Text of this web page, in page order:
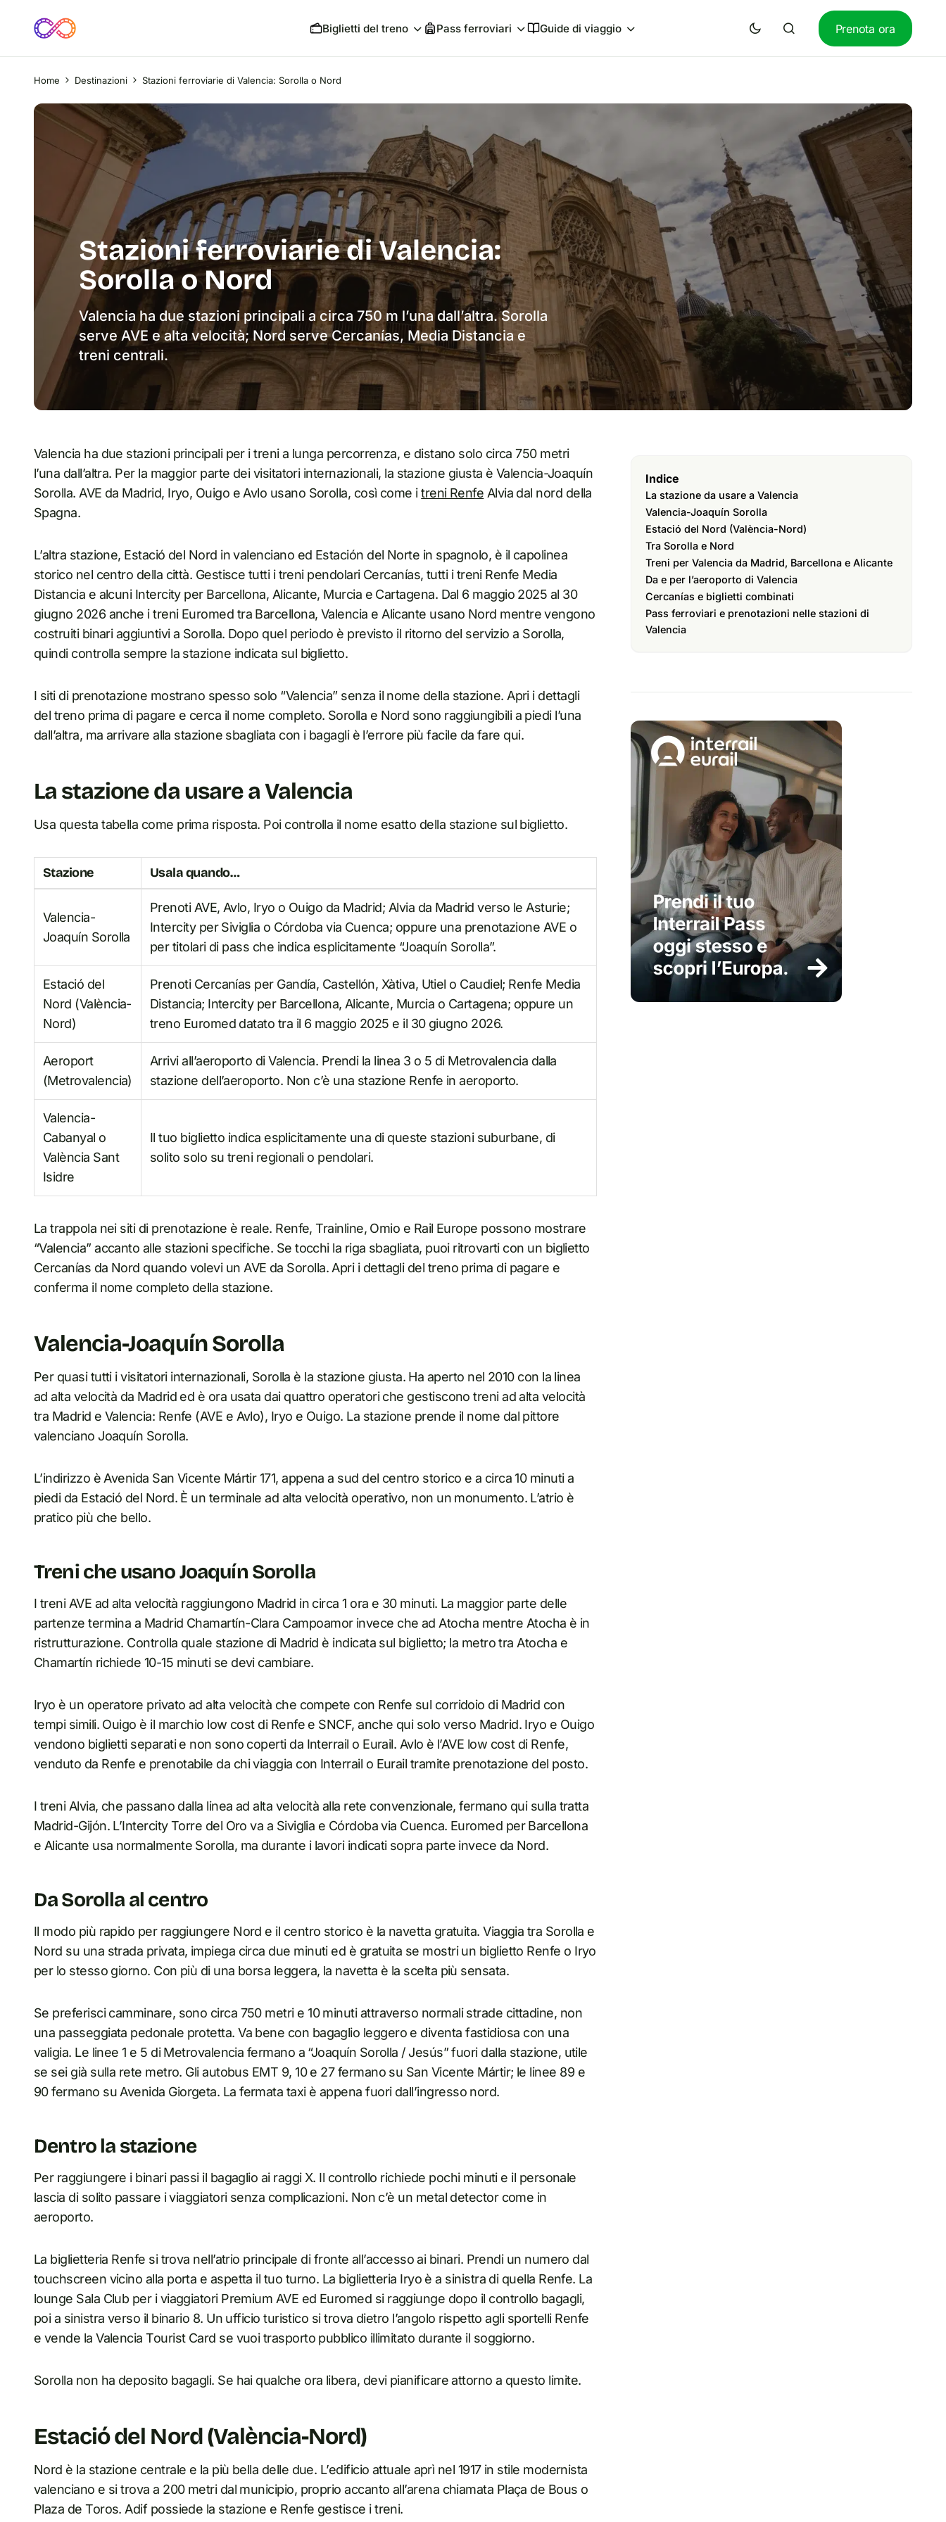
Biglietti del treno Pass ferroviari Guide di viaggio Prenota ora
Home Destinazioni Stazioni ferroviarie di Valencia: Sorolla o Nord
Stazioni ferroviarie di Valencia:
Sorolla o Nord
Valencia ha due stazioni principali a circa 750 m l’una dall’altra. Sorolla
serve AVE e alta velocità; Nord serve Cercanías, Media Distancia e
treni centrali.
Valencia ha due stazioni principali per i treni a lunga percorrenza, e distano solo circa 750 metri
l’una dall’altra. Per la maggior parte dei visitatori internazionali, la stazione giusta è Valencia-Joaquín
Sorolla. AVE da Madrid, Iryo, Ouigo e Avlo usano Sorolla, così come itreni Renfe Alvia dal nord della
Spagna.
L’altra stazione, Estació del Nord in valenciano ed Estación del Norte in spagnolo, è il capolinea
storico nel centro della città. Gestisce tutti i treni pendolari Cercanías, tutti i treni Renfe Media
Distancia e alcuni Intercity per Barcellona, Alicante, Murcia e Cartagena. Dal 6 maggio 2025 al 30
giugno 2026 anche i treni Euromed tra Barcellona, Valencia e Alicante usano Nord mentre vengono
costruiti binari aggiuntivi a Sorolla. Dopo quel periodo è previsto il ritorno del servizio a Sorolla,
quindi controlla sempre la stazione indicata sul biglietto.
I siti di prenotazione mostrano spesso solo “Valencia” senza il nome della stazione. Apri i dettagli
del treno prima di pagare e cerca il nome completo. Sorolla e Nord sono raggiungibili a piedi l’una
dall’altra, ma arrivare alla stazione sbagliata con i bagagli è l’errore più facile da fare qui.
La stazione da usare a Valencia
Usa questa tabella come prima risposta. Poi controlla il nome esatto della stazione sul biglietto.
Stazione Usala quando…
Valencia-
Joaquín Sorolla
Prenoti AVE, Avlo, Iryo o Ouigo da Madrid; Alvia da Madrid verso le Asturie;
Intercity per Siviglia o Córdoba via Cuenca; oppure una prenotazione AVE o
per titolari di pass che indica esplicitamente “Joaquín Sorolla”.
Estació del
Nord (València-
Nord)
Prenoti Cercanías per Gandía, Castellón, Xàtiva, Utiel o Caudiel; Renfe Media
Distancia; Intercity per Barcellona, Alicante, Murcia o Cartagena; oppure un
treno Euromed datato tra il 6 maggio 2025 e il 30 giugno 2026.
Aeroport
(Metrovalencia)
Arrivi all’aeroporto di Valencia. Prendi la linea 3 o 5 di Metrovalencia dalla
stazione dell’aeroporto. Non c’è una stazione Renfe in aeroporto.
Valencia-
Cabanyal o
València Sant
Isidre
Il tuo biglietto indica esplicitamente una di queste stazioni suburbane, di
solito solo su treni regionali o pendolari.
La trappola nei siti di prenotazione è reale. Renfe, Trainline, Omio e Rail Europe possono mostrare
“Valencia” accanto alle stazioni specifiche. Se tocchi la riga sbagliata, puoi ritrovarti con un biglietto
Cercanías da Nord quando volevi un AVE da Sorolla. Apri i dettagli del treno prima di pagare e
conferma il nome completo della stazione.
Valencia-Joaquín Sorolla
Per quasi tutti i visitatori internazionali, Sorolla è la stazione giusta. Ha aperto nel 2010 con la linea
ad alta velocità da Madrid ed è ora usata dai quattro operatori che gestiscono treni ad alta velocità
tra Madrid e Valencia: Renfe (AVE e Avlo), Iryo e Ouigo. La stazione prende il nome dal pittore
valenciano Joaquín Sorolla.
L’indirizzo è Avenida San Vicente Mártir 171, appena a sud del centro storico e a circa 10 minuti a
piedi da Estació del Nord. È un terminale ad alta velocità operativo, non un monumento. L’atrio è
pratico più che bello.
Treni che usano Joaquín Sorolla
I treni AVE ad alta velocità raggiungono Madrid in circa 1 ora e 30 minuti. La maggior parte delle
partenze termina a Madrid Chamartín-Clara Campoamor invece che ad Atocha mentre Atocha è in
ristrutturazione. Controlla quale stazione di Madrid è indicata sul biglietto; la metro tra Atocha e
Chamartín richiede 10-15 minuti se devi cambiare.
Iryo è un operatore privato ad alta velocità che compete con Renfe sul corridoio di Madrid con
tempi simili. Ouigo è il marchio low cost di Renfe e SNCF, anche qui solo verso Madrid. Iryo e Ouigo
vendono biglietti separati e non sono coperti da Interrail o Eurail. Avlo è l’AVE low cost di Renfe,
venduto da Renfe e prenotabile da chi viaggia con Interrail o Eurail tramite prenotazione del posto.
I treni Alvia, che passano dalla linea ad alta velocità alla rete convenzionale, fermano qui sulla tratta
Madrid-Gijón. L’Intercity Torre del Oro va a Siviglia e Córdoba via Cuenca. Euromed per Barcellona
e Alicante usa normalmente Sorolla, ma durante i lavori indicati sopra parte invece da Nord.
Da Sorolla al centro
Il modo più rapido per raggiungere Nord e il centro storico è la navetta gratuita. Viaggia tra Sorolla e
Nord su una strada privata, impiega circa due minuti ed è gratuita se mostri un biglietto Renfe o Iryo
per lo stesso giorno. Con più di una borsa leggera, la navetta è la scelta più sensata.
Se preferisci camminare, sono circa 750 metri e 10 minuti attraverso normali strade cittadine, non
una passeggiata pedonale protetta. Va bene con bagaglio leggero e diventa fastidiosa con una
valigia. Le linee 1 e 5 di Metrovalencia fermano a “Joaquín Sorolla / Jesús” fuori dalla stazione, utile
se sei già sulla rete metro. Gli autobus EMT 9, 10 e 27 fermano su San Vicente Mártir; le linee 89 e
90 fermano su Avenida Giorgeta. La fermata taxi è appena fuori dall’ingresso nord.
Dentro la stazione
Per raggiungere i binari passi il bagaglio ai raggi X. Il controllo richiede pochi minuti e il personale
lascia di solito passare i viaggiatori senza complicazioni. Non c’è un metal detector come in
aeroporto.
La biglietteria Renfe si trova nell’atrio principale di fronte all’accesso ai binari. Prendi un numero dal
touchscreen vicino alla porta e aspetta il tuo turno. La biglietteria Iryo è a sinistra di quella Renfe. La
lounge Sala Club per i viaggiatori Premium AVE ed Euromed si raggiunge dopo il controllo bagagli,
poi a sinistra verso il binario 8. Un ufficio turistico si trova dietro l’angolo rispetto agli sportelli Renfe
e vende la Valencia Tourist Card se vuoi trasporto pubblico illimitato durante il soggiorno.
Sorolla non ha deposito bagagli. Se hai qualche ora libera, devi pianificare attorno a questo limite.
Estació del Nord (València-Nord)
Nord è la stazione centrale e la più bella delle due. L’edificio attuale aprì nel 1917 in stile modernista
valenciano e si trova a 200 metri dal municipio, proprio accanto all’arena chiamata Plaça de Bous o
Plaza de Toros. Adif possiede la stazione e Renfe gestisce i treni.
Indice
La stazione da usare a Valencia
Valencia-Joaquín Sorolla
Estació del Nord (València-Nord)
Tra Sorolla e Nord
Treni per Valencia da Madrid, Barcellona e Alicante
Da e per l’aeroporto di Valencia
Cercanías e biglietti combinati
Pass ferroviari e prenotazioni nelle stazioni di
Valencia